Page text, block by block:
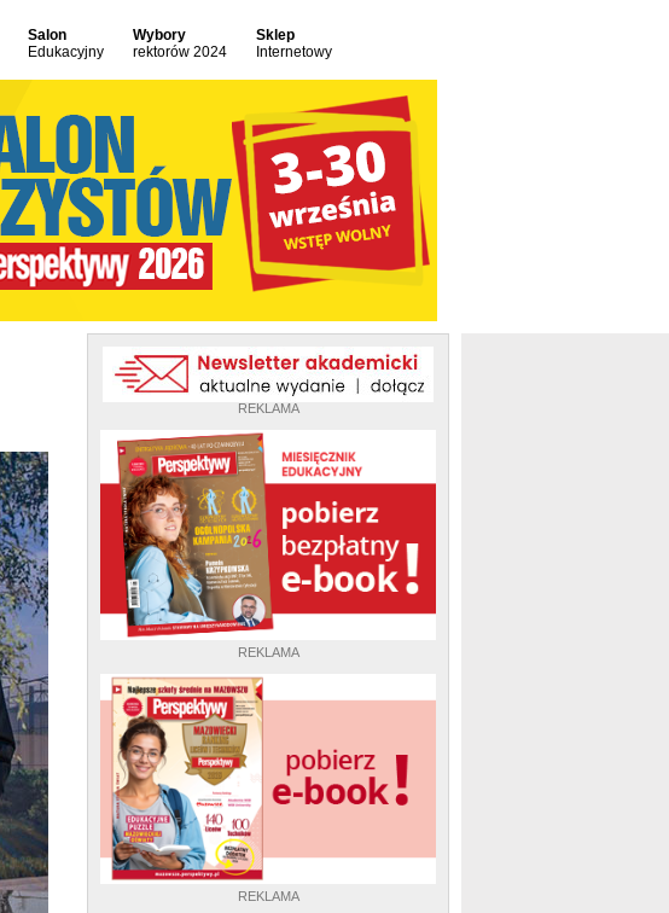
Salon
Edukacyjny
Wybory
rektorów 2024
Sklep
Internetowy
REKLAMA
REKLAMA
REKLAMA